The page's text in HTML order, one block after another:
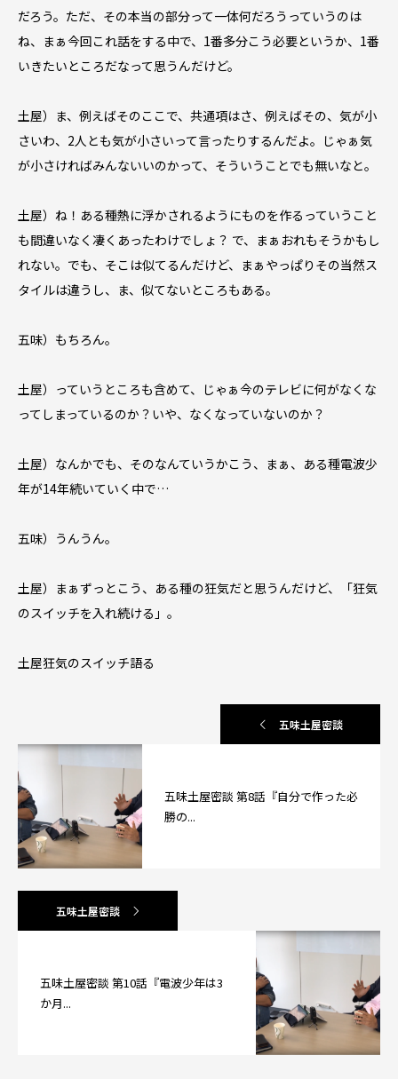
だろう。ただ、その本当の部分って一体何だろうっていうのは
ね、まぁ今回これ話をする中で、1番多分こう必要というか、1番
いきたいところだなって思うんだけど。
土屋）ま、例えばそのここで、共通項はさ、例えばその、気が小
さいわ、2人とも気が小さいって言ったりするんだよ。じゃぁ気
が小さければみんないいのかって、そういうことでも無いなと。
土屋）ね！ある種熱に浮かされるようにものを作るっていうこと
も間違いなく凄くあったわけでしょ？ で、まぁおれもそうかもし
れない。でも、そこは似てるんだけど、まぁやっぱりその当然ス
タイルは違うし、ま、似てないところもある。
五味）もちろん。
土屋）っていうところも含めて、じゃぁ今のテレビに何がなくな
ってしまっているのか？いや、なくなっていないのか？
土屋）なんかでも、そのなんていうかこう、まぁ、ある種電波少
年が14年続いていく中で…
五味）うんうん。
土屋）まぁずっとこう、ある種の狂気だと思うんだけど、「狂気
のスイッチを入れ続ける」。
土屋狂気のスイッチ語る
五味土屋密談
五味土屋密談 第8話『自分で作った必
勝の...
五味土屋密談
五味土屋密談 第10話『電波少年は3
か月...